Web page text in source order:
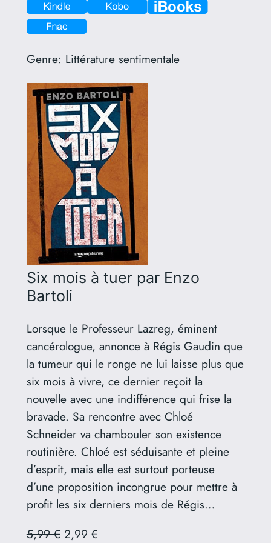
Genre: Littérature sentimentale
Six mois à tuer par Enzo
Bartoli
Lorsque le Professeur Lazreg, éminent
cancérologue, annonce à Régis Gaudin que
la tumeur qui le ronge ne lui laisse plus que
six mois à vivre, ce dernier reçoit la
nouvelle avec une indifférence qui frise la
bravade. Sa rencontre avec Chloé
Schneider va chambouler son existence
routinière. Chloé est séduisante et pleine
d’esprit, mais elle est surtout porteuse
d’une proposition incongrue pour mettre à
profit les six derniers mois de Régis…
5,99 €2,99 €